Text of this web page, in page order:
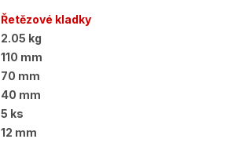
Řetězové kladky
2.05 kg
110 mm
70 mm
40 mm
5 ks
12 mm